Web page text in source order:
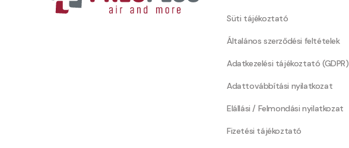
Süti tájékoztató
Általános szerződési feltételek
Adatkezelési tájékoztató (GDPR)
Adattovábbítási nyilatkozat
Elállási / Felmondási nyilatkozat
Fizetési tájékoztató